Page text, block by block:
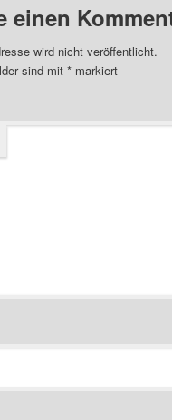
einen
wird nicht veröffentlicht.
sind mit* markiert